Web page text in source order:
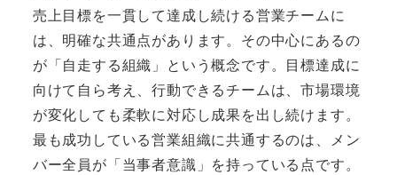
売上目標を一貫して達成し続ける営業チームに
は、明確な共通点があります。その中心にあるの
が「自走する組織」という概念です。目標達成に
向けて自ら考え、行動できるチームは、市場環境
が変化しても柔軟に対応し成果を出し続けます。
最も成功している営業組織に共通するのは、メン
バー全員が「当事者意識」を持っている点です。